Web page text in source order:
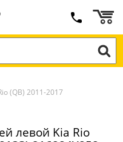
(QB) 2011-2017
левой Kia Rio